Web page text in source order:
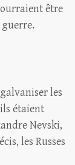
être
les
étaient
Nevski,
les Russes